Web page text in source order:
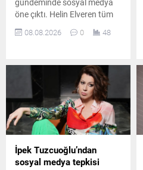
öne çıktı. Helin Elveren tüm
Zihni Göktay ve Kadir İnanır
08.08.2026 0 48
İpek Tuzcuoğlu’ndan
sosyal medya tepkisi